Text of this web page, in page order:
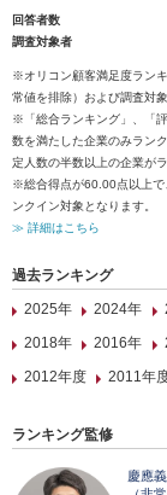
回答者数
調査対象者
※オリコン顧客満足度ラン
常値を排除）および調査対
※「総合ランキング」、「
数を満たした企業のみラン
定人数の半数以上の企業が
※総合得点が60.00点以上で
ンクイン対象となります。
≫ 詳細はこちら
過去ランキング
2025年
2024年
2018年
2016年
2012年度
2011年
ランキング監修
慶應